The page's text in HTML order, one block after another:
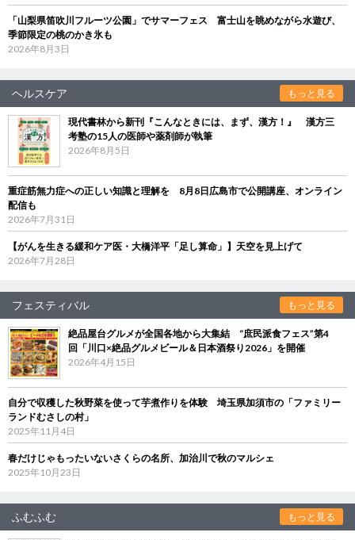
「山梨県笛吹川フルーツ公園」でサマーフェス 富士山を眺めながら水遊び、
季節限定の桃のかき氷も
2026年8月3日
ヘルスケア もっと見る
現代書林から新刊『こんなときには、まず、漢方！』 漢方三
考塾の15人の医師や薬剤師が執筆
2026年8月5日
重症筋無力症への正しい知識と理解を 8月8日広島市で公開講座、オンライン
配信も
2026年7月31日
【がんを生きる緩和ケア医・大橋洋平「足し算命」】天空を見上げて
2026年7月28日
フェスティバル もっと見る
絶品屋台グルメが全国各地から大集結 “庶民派食フェス”第4
回「川口×絶品グルメビール＆日本酒祭り2026」を開催
2026年4月15日
自分で収穫した秋野菜を使って芋煮作りを体験 埼玉県加須市の「ファミリー
ランドむさしの村」
2025年11月4日
春だけじゃもったいないさくらの名所、加治川で秋のマルシェ
2025年10月23日
ふむふむ もっと見る